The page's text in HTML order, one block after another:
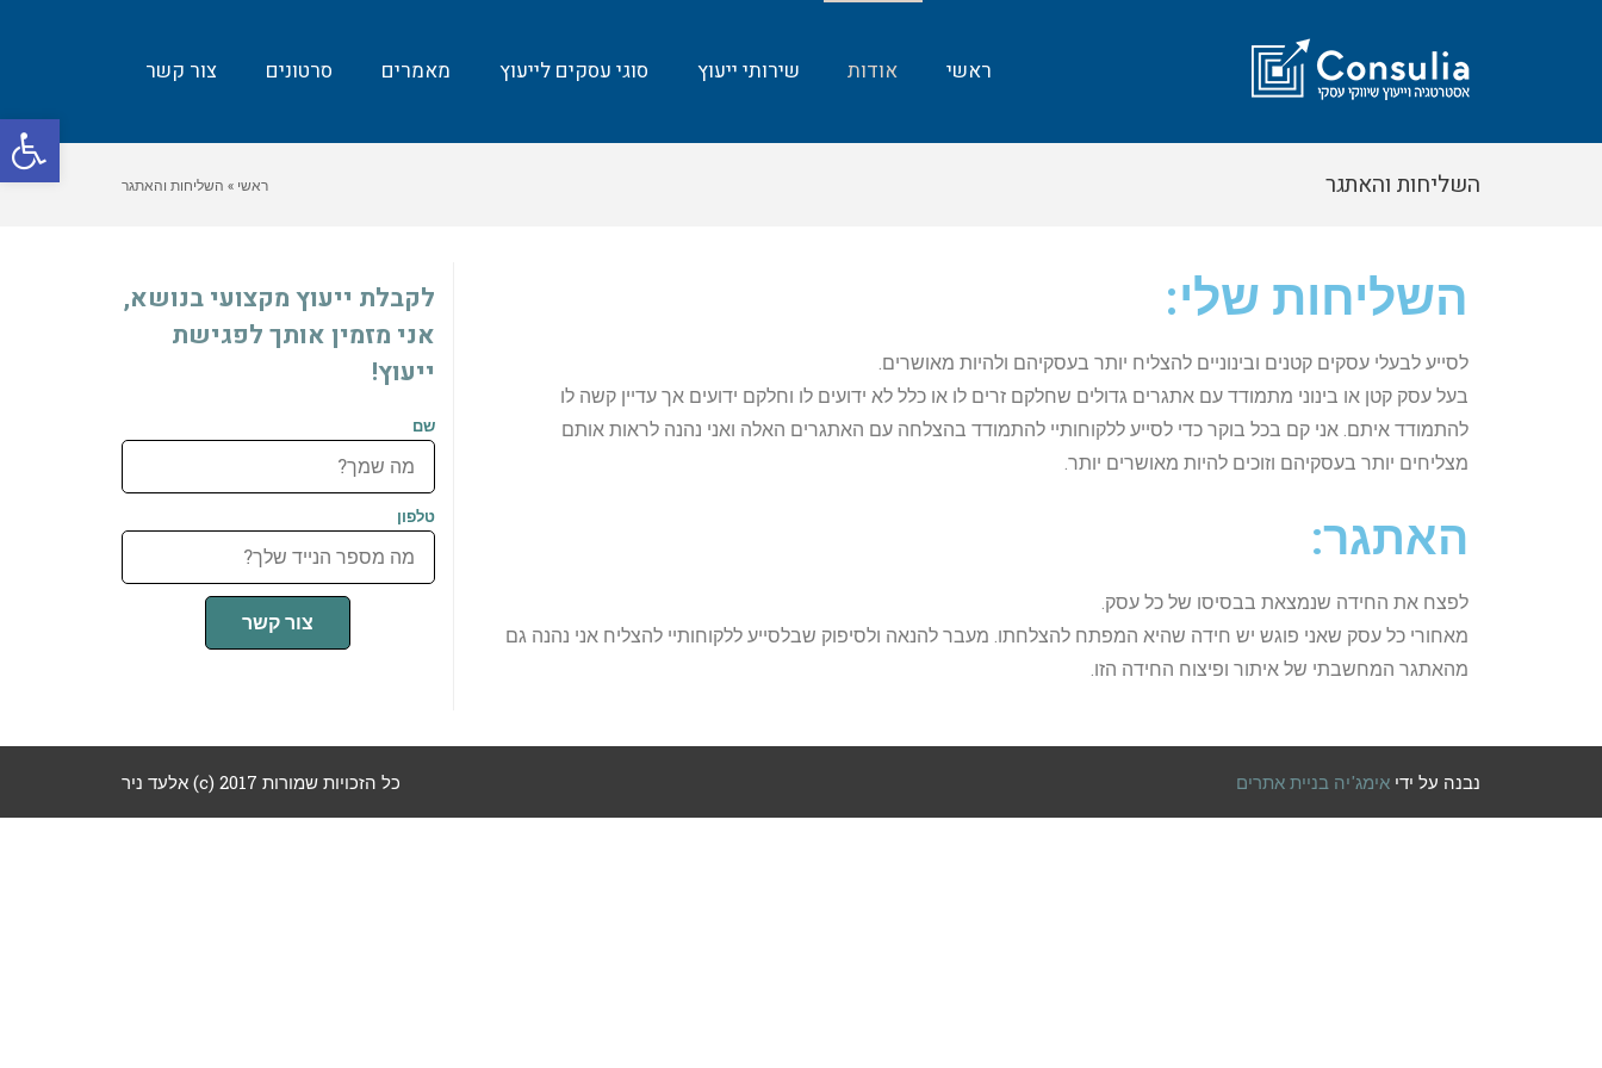
ראשי אודות שירותי ייעוץ סוגי עסקים לייעוץ מאמרים סרטונים צור קשר
השליחות והאתגר ראשי » השליחות והאתגר
השליחות שלי:
לסייע לבעלי עסקים קטנים ובינוניים להצליח יותר בעסקיהם ולהיות מאושרים.
בעל עסק קטן או בינוני מתמודד עם אתגרים גדולים שחלקם זרים לו או כלל לא ידועים לו וחלקם ידועים אך עדיין קשה לו
להתמודד איתם. אני קם בכל בוקר כדי לסייע ללקוחותיי להתמודד בהצלחה עם האתגרים האלה ואני נהנה לראות אותם
מצליחים יותר בעסקיהם וזוכים להיות מאושרים יותר.
האתגר:
לפצח את החידה שנמצאת בבסיסו של כל עסק.
מאחורי כל עסק שאני פוגש יש חידה שהיא המפתח להצלחתו. מעבר להנאה ולסיפוק שבלסייע ללקוחותיי להצליח אני נהנה גם
מהאתגר המחשבתי של איתור ופיצוח החידה הזו.
לקבלת ייעוץ מקצועי בנושא,
אני מזמין אותך לפגישת
ייעוץ!
שם
טלפון
צור קשר
נבנה על ידי אימג'יה בניית אתרים כל הזכויות שמורות 2017 (c) אלעד ניר